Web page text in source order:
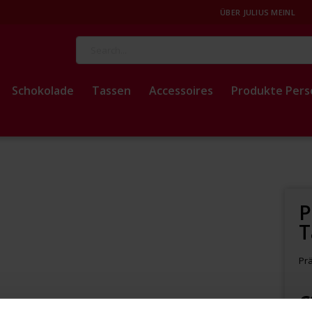
ÜBER JULIUS MEINL
Suche
Schokolade Tassen Accessoires Produkte